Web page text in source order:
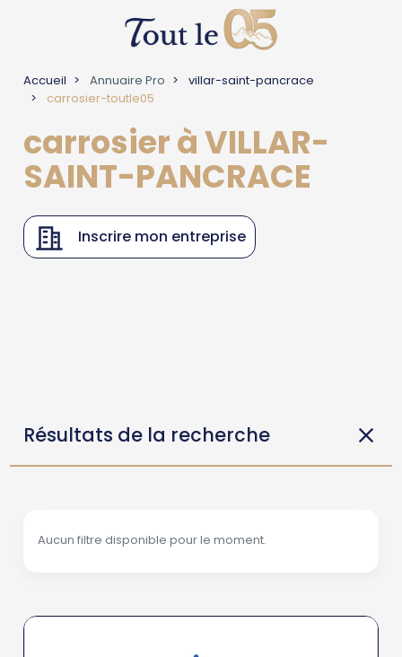
Accueil Annuaire Pro
villar-saint-pancrace
carrosier-toutle05
carrosier à VILLAR-
SAINT-PANCRACE
Inscrire mon entreprise
Résultats de la recherche
Aucun filtre disponible pour le moment.